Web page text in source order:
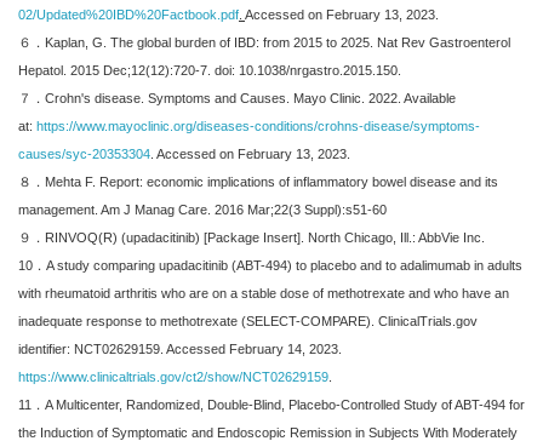
02/Updated%20IBD%20Factbook.pdf Accessed on February 13, 2023.
６．Kaplan, G. The global burden of IBD: from 2015 to 2025. Nat Rev Gastroenterol
Hepatol. 2015 Dec;12(12):720-7. doi: 10.1038/nrgastro.2015.150.
７．Crohn's disease. Symptoms and Causes. Mayo Clinic. 2022. Available
at: https://www.mayoclinic.org/diseases-conditions/crohns-disease/symptoms-
causes/syc-20353304 . Accessed on February 13, 2023.
８．Mehta F. Report: economic implications of inflammatory bowel disease and its
management. Am J Manag Care. 2016 Mar;22(3 Suppl):s51-60
９．RINVOQ(R) (upadacitinib) [Package Insert]. North Chicago, Ill.: AbbVie Inc.
10．A study comparing upadacitinib (ABT-494) to placebo and to adalimumab in adults
with rheumatoid arthritis who are on a stable dose of methotrexate and who have an
inadequate response to methotrexate (SELECT-COMPARE). ClinicalTrials.gov
identifier: NCT02629159. Accessed February 14, 2023.
https://www.clinicaltrials.gov/ct2/show/NCT02629159
11．A Multicenter, Randomized, Double-Blind, Placebo-Controlled Study of ABT-494 for
the Induction of Symptomatic and Endoscopic Remission in Subjects With Moderately